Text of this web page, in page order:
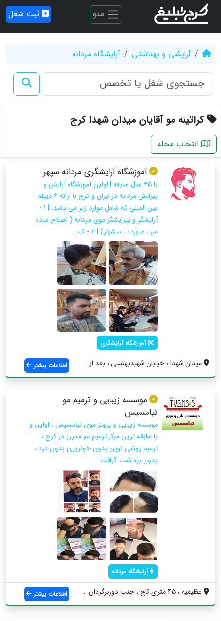
منو ثبت شغل
آرایشی و بهداشتی آرایشگاه مردانه
کراتینه مو آقایان میدان شهدا کرج
انتخاب محله
آموزشگاه آرایشگری مردانه سپهر
با 35 سال سابقه | اولین آموزشگاه آرایش و
پیرایش مردانه در ایران و کرج با ارائه 6 دیپلم
بین المللی که شامل موارد زیر می باشد: | 1 -
آرایشگر و پیرایشگر موی مردانه ( اصلاح ساده
سر ، صورت ، سشوار) | 2 - ک...
آموزشگاه آرایشگری
میدان شهدا ، خیابان شهیدبهشتی ، بعد از ب... اطلاعات بیشتر
موسسه زیبایی و ترمیم مو
تیامسیس
موسسه زیبایی و پروتز موی تیامسیس ، اولین و
با سابقه ترین مرکز ترمیم مو مدرن در کرج ،
ترمیم روشی نوین بدون خونریزی بدون درد ،
بدون برداشت گرافت
آرایشگاه مردانه
عظیمیه ، 45 متری کاج ، جنب دوربرگردان ند... اطلاعات بیشتر